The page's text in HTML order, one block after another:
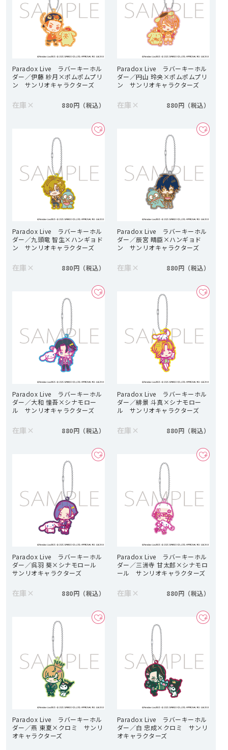
Paradox Live ラバーキーホル
ダー／伊藤 紗月×ポムポムプリ
ン サンリオキャラクターズ
在庫 × 880円
Paradox Live ラバーキーホル
ダー／円山 玲央×ポムポムプリ
ン サンリオキャラクターズ
在庫 × 880円
Paradox Live ラバーキーホル
ダー／九頭竜 智生×ハンギョド
ン サンリオキャラクターズ
在庫 × 880円
Paradox Live ラバーキーホル
ダー／辰宮 晴臣×ハンギョド
ン サンリオキャラクターズ
在庫 × 880円
Paradox Live ラバーキーホル
ダー／大和 憧吾×シナモロー
ル サンリオキャラクターズ
在庫 × 880円
Paradox Live ラバーキーホル
ダー／緋景 斗真×シナモロー
ル サンリオキャラクターズ
在庫 × 880円
Paradox Live ラバーキーホル
ダー／呉羽 葵×シナモロール
サンリオキャラクターズ
在庫 × 880円
Paradox Live ラバーキーホル
ダー／三洲寺 甘太郎×シナモロ
ール サンリオキャラクターズ
在庫 × 880円
Paradox Live ラバーキーホル
ダー／燕 東夏×クロミ サンリ
オキャラクターズ
Paradox Live ラバーキーホル
ダー／白 忠成×クロミ サンリ
オキャラクターズ